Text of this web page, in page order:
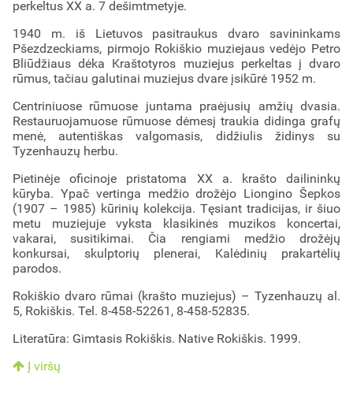
perkeltus XX a. 7 dešimtmetyje.
1940 m. iš Lietuvos pasitraukus dvaro savininkams
Pšezdzeckiams, pirmojo Rokiškio muziejaus vedėjo Petro
Bliūdžiaus dėka Kraštotyros muziejus perkeltas į dvaro
rūmus, tačiau galutinai muziejus dvare įsikūrė 1952 m.
Centriniuose rūmuose juntama praėjusių amžių dvasia.
Restauruojamuose rūmuose dėmesį traukia didinga grafų
menė, autentiškas valgomasis, didžiulis židinys su
Tyzenhauzų herbu.
Pietinėje oficinoje pristatoma XX a. krašto dailininkų
kūryba. Ypač vertinga medžio drožėjo Liongino Šepkos
(1907 – 1985) kūrinių kolekcija. Tęsiant tradicijas, ir šiuo
metu muziejuje vyksta klasikinės muzikos koncertai,
vakarai, susitikimai. Čia rengiami medžio drožėjų
konkursai, skulptorių plenerai, Kalėdinių prakartėlių
parodos.
Rokiškio dvaro rūmai (krašto muziejus) – Tyzenhauzų al.
5, Rokiškis. Tel. 8-458-52261, 8-458-52835.
Literatūra: Gimtasis Rokiškis. Native Rokiškis. 1999.
Į viršų